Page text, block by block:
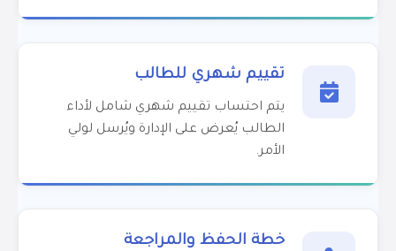
تقييم شهري للطالب
يتم احتساب تقييم شهري شامل لأداء
الطالب يُعرض على الإدارة ويُرسل لولي
الأمر.
خطة الحفظ والمراجعة